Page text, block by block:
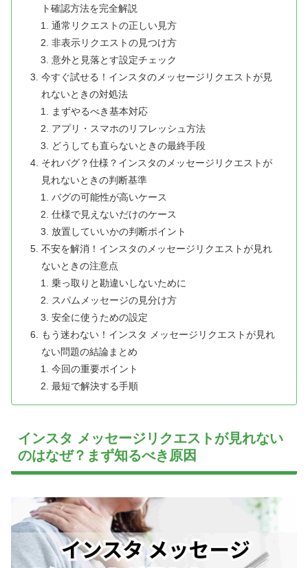
ト確認方法を完全解説
通常リクエストの正しい見方
非表示リクエストの見つけ方
意外と見落とす設定チェック
今すぐ試せる！インスタのメッセージリクエストが見
れないときの対処法
まずやるべき基本対応
アプリ・スマホのリフレッシュ方法
どうしても直らないときの最終手段
それバグ？仕様？インスタのメッセージリクエストが
見れないときの判断基準
バグの可能性が高いケース
仕様で見えないだけのケース
放置していいかの判断ポイント
不安を解消！インスタのメッセージリクエストが見れ
ないときの注意点
乗っ取りと勘違いしないために
スパムメッセージの見分け方
安全に使うための設定
もう迷わない！インスタ メッセージリクエストが見れ
ない問題の結論まとめ
今回の重要ポイント
最短で解決する手順
インスタ メッセージリクエストが見れない
のはなぜ？まず知るべき原因